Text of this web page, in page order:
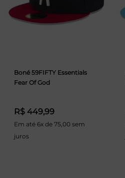
Boné 59FIFTY Essentials
Fear Of God
R$ 449,99
Em até 6x de 75,00 sem
juros